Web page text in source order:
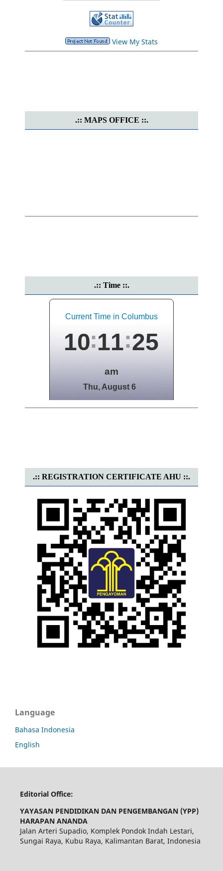
View My Stats
.:: MAPS OFFICE ::.
.:: Time ::.
.:: REGISTRATION CERTIFICATE AHU ::.
Language
Bahasa Indonesia
English
Editorial Office:
YAYASAN PENDIDIKAN DAN PENGEMBANGAN (YPP)
HARAPAN ANANDA
Jalan Arteri Supadio, Komplek Pondok Indah Lestari,
Sungai Raya, Kubu Raya, Kalimantan Barat, Indonesia